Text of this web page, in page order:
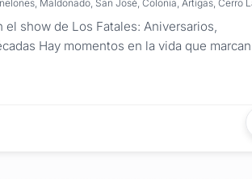
show de Los Fatales: Aniversarios,
Hay momentos en la vida que